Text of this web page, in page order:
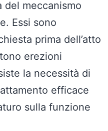
del meccanismo
Essi sono
prima dell’atto
erezioni
la necessità di
efficace
sulla funzione